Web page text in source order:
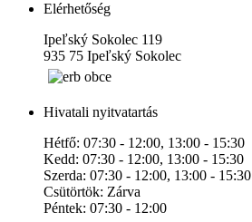
Elérhetőség
Ipeľský Sokolec 119
935 75 Ipeľský Sokolec
Hivatali nyitvatartás
Hétfő: 07:30 - 12:00, 13:00 - 15:30
Kedd: 07:30 - 12:00, 13:00 - 15:30
Szerda: 07:30 - 12:00, 13:00 - 15:30
Csütörtök: Zárva
Péntek: 07:30 - 12:00